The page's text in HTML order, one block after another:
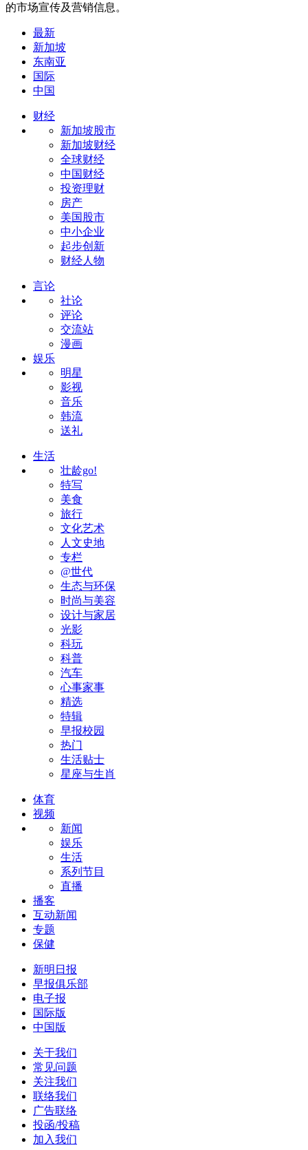
的市场宣传及营销信息。
最新
新加坡
东南亚
国际
中国
财经
新加坡股市
新加坡财经
全球财经
中国财经
投资理财
房产
美国股市
中小企业
起步创新
财经人物
言论
社论
评论
交流站
漫画
娱乐
明星
影视
音乐
韩流
送礼
生活
壮龄go!
特写
美食
旅行
文化艺术
人文史地
专栏
@世代
生态与环保
时尚与美容
设计与家居
光影
科玩
科普
汽车
心事家事
精选
特辑
早报校园
热门
生活贴士
星座与生肖
体育
视频
新闻
娱乐
生活
系列节目
直播
播客
互动新闻
专题
保健
新明日报
早报俱乐部
电子报
国际版
中国版
关于我们
常见问题
关注我们
联络我们
广告联络
投函/投稿
加入我们